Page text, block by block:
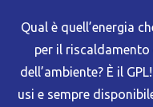
Qual è quell’energia
per il riscaldamento
dell’ambiente? È il
usi e sempre